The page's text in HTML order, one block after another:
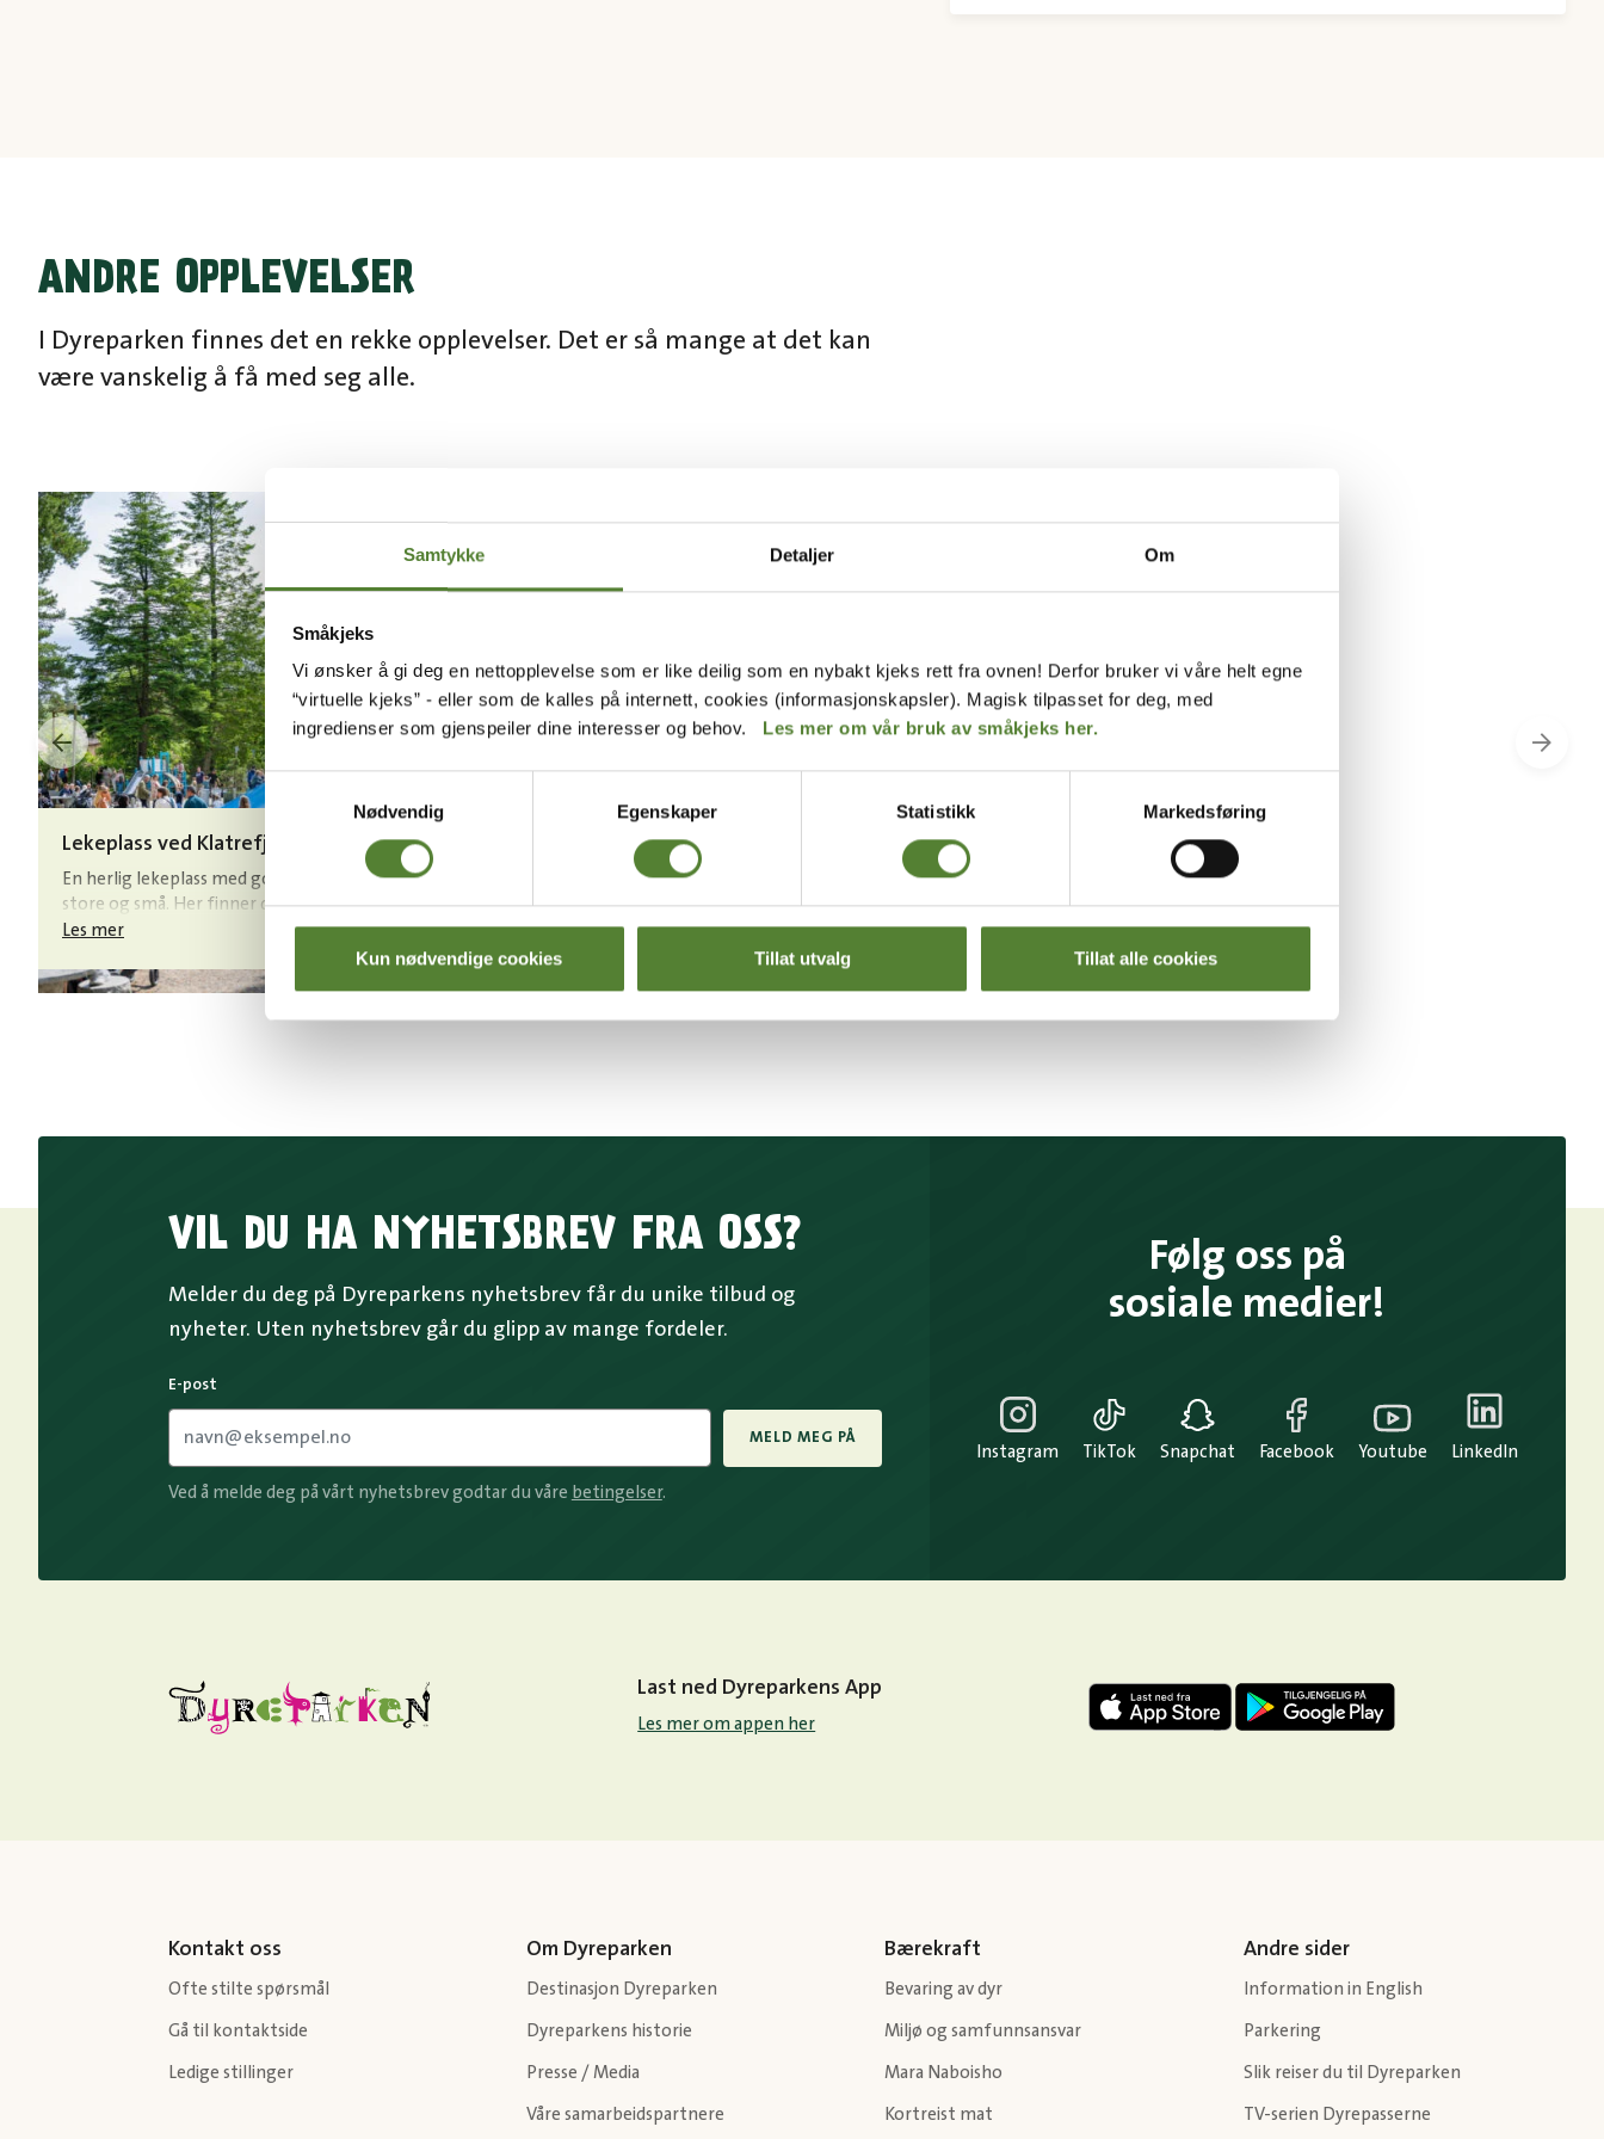
Samtykke Detaljer Om
Småkjeks
Vi ønsker å gi deg en nettopplevelse som er like deilig som en nybakt kjeks rett fra ovnen! Derfor bruker vi våre helt egne
“virtuelle kjeks” - eller som de kalles på internett, cookies (informasjonskapsler). Magisk tilpasset for deg, med
ingredienser som gjenspeiler dine interesser og behov. Les mer om vår bruk av småkjeks her.
Samtykkevalg
Nødvendig
Egenskaper Statistikk Markedsføring
Kun nødvendige cookies Tillat utvalg Tillat alle cookies
ANDRE OPPLEVELSER
I Dyreparken finnes det en rekke opplevelser. Det er så mange at det kan
være vanskelig å få med seg alle.
Lekeplass ved Klatrefjellet
En herlig lekeplass med god plass til både
store og små. Her finner du både bord og
benker, sandkasser, husker, sklier og
Les mer
Lekeplass på KuToppen
En sandkasse, en huske og noen benker –
mer skal det ikke til for å skape glede på
lekeplassen oppe på KuToppen.
Les mer
Liten lekeplass ved alpesteinbukk
Midt i bakken opp til KuToppen finner du
en liten lekeplass med flere sitteplasser i
umiddelbar nærhet. Her kan du få øye på
både fjellgeit og dåhjort.
Les mer
VIL DU HA NYHETSBREV FRA OSS?
Melder du deg på Dyreparkens nyhetsbrev får du unike tilbud og
nyheter. Uten nyhetsbrev går du glipp av mange fordeler.
E-post
MELD MEG PÅ
Ved å melde deg på vårt nyhetsbrev godtar du våre betingelser.
Følg oss på
sosiale medier!
Instagram TikTok Snapchat Facebook Youtube LinkedIn
Last ned Dyreparkens App
Les mer om appen her
Kontakt oss
Ofte stilte spørsmål
Gå til kontaktside
Ledige stillinger
Om Dyreparken
Destinasjon Dyreparken
Dyreparkens historie
Presse / Media
Våre samarbeidspartnere
Bærekraft
Bevaring av dyr
Miljø og samfunnsansvar
Mara Naboisho
Kortreist mat
Andre sider
Information in English
Parkering
Slik reiser du til Dyreparken
TV-serien Dyrepasserne